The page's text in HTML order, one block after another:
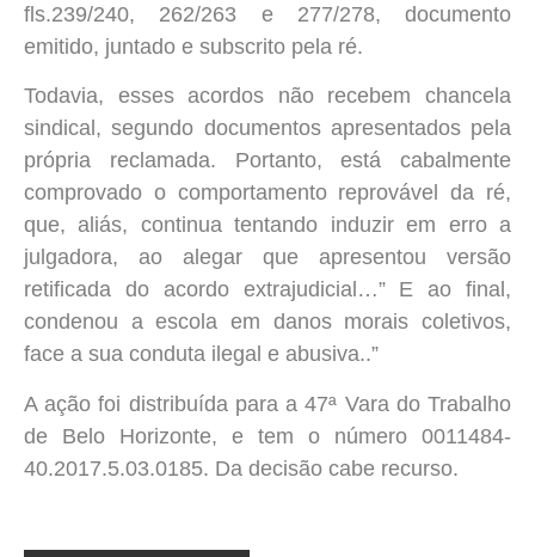
fls.239/240, 262/263 e 277/278, documento
emitido, juntado e subscrito pela ré.
Todavia, esses acordos não recebem chancela
sindical, segundo documentos apresentados pela
própria reclamada. Portanto, está cabalmente
comprovado o comportamento reprovável da ré,
que, aliás, continua tentando induzir em erro a
julgadora, ao alegar que apresentou versão
retificada do acordo extrajudicial…” E ao final,
condenou a escola em danos morais coletivos,
face a sua conduta ilegal e abusiva..”
A ação foi distribuída para a 47ª Vara do Trabalho
de Belo Horizonte, e tem o número 0011484-
40.2017.5.03.0185. Da decisão cabe recurso.